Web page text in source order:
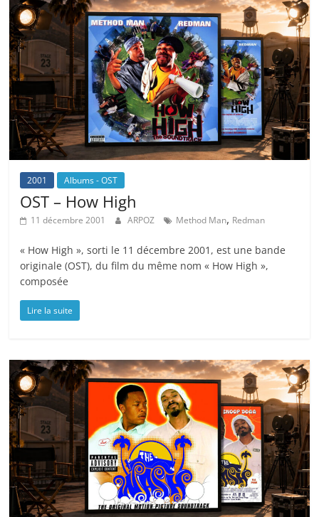
2001 Albums - OST
OST – How High
11 décembre 2001 ARPOZ Method Man, Redman
« How High », sorti le 11 décembre 2001, est une bande
originale (OST), du film du même nom « How High »,
composée
Lire la suite